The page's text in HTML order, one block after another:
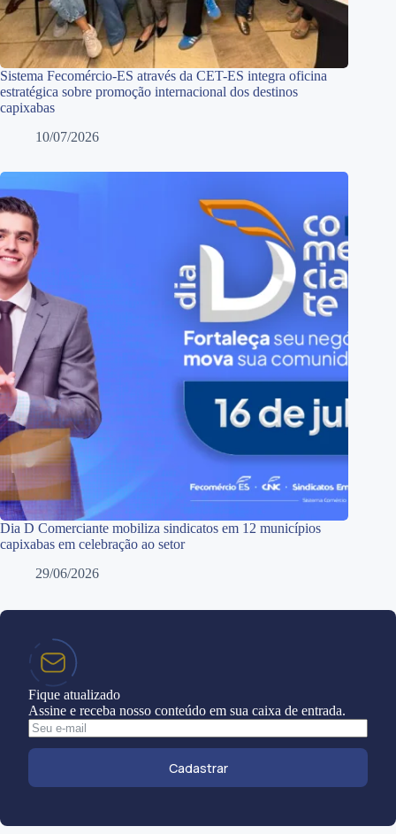
Sistema Fecomércio-ES através da CET-ES integra oficina
estratégica sobre promoção internacional dos destinos
capixabas
10/07/2026
Dia D Comerciante mobiliza sindicatos em 12 municípios
capixabas em celebração ao setor
29/06/2026
Fique atualizado
Assine e receba nosso conteúdo em sua caixa de entrada.
Cadastrar